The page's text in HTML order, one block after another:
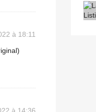
à 18:11